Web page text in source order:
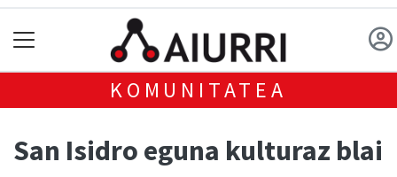
KOMUNITATEA
San Isidro eguna kulturaz blai